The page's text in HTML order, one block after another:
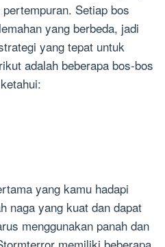
Setiap bos
yang berbeda, jadi
yang tepat untuk
adalah beberapa bos-bos
yang kamu hadapi
naga yang kuat dan dapat
menggunakan panah dan